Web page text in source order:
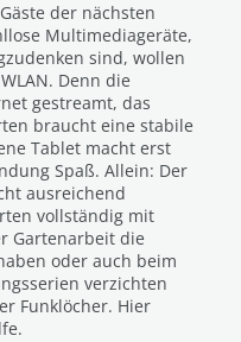
der nächsten
Multimediageräte,
sind, wollen
Denn die
gestreamt, das
braucht eine stabile
Tablet macht erst
Spaß. Allein: Der
ausreichend
vollständig mit
Gartenarbeit die
oder auch beim
verzichten
Funklöcher. Hier